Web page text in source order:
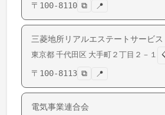
〒 100-8110 ⧉ 📍
三菱地所リアルエステートサービ
東京都 千代田区 大手町 ２丁目２－１
〒 100-8113 ⧉ 📍
電気事業連合会